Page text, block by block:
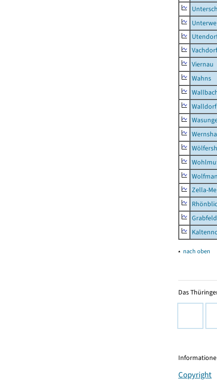
Vachdorf
Viernau
Wahns
Walldorf
Zella-
Grabfeld
▴ nach oben
Das
Copyright